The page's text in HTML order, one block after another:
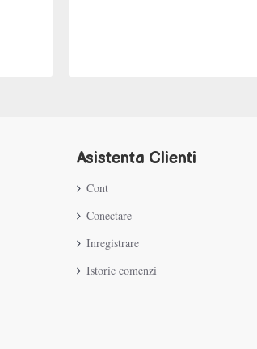
Asistenta Clienti
Cont
Conectare
Inregistrare
Istoric comenzi